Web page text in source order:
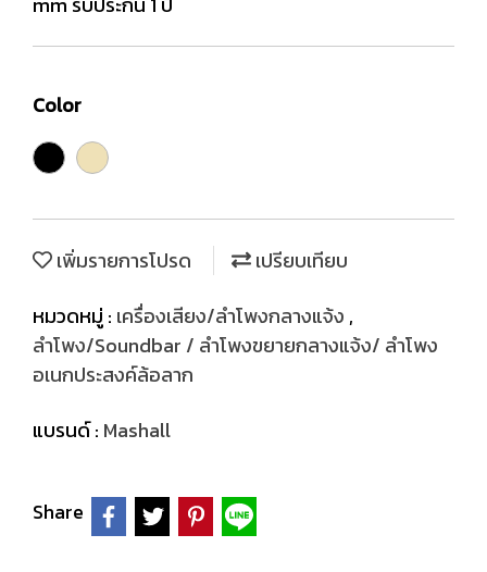
Color
เพิ่มรายการโปรด
เปรียบเทียบ
หมวดหมู่ : เครื่องเสียง/ลำโพงกลางแจ้ง ,
ลำโพง/Soundbar / ลำโพงขยายกลางแจ้ง/ ลำโพง
อเนกประสงค์ล้อลาก
แบรนด์ : Mashall
Share